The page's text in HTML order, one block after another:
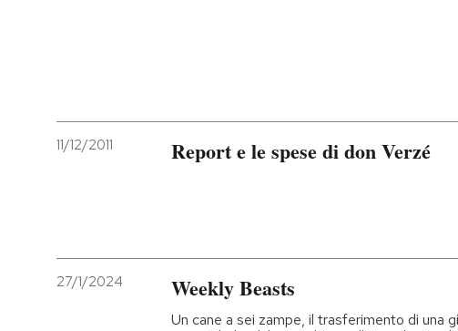
11/12/2011 Report e le spese di don Verzé
27/1/2024 Weekly Beasts
Un cane a sei zampe, il trasferimento di una